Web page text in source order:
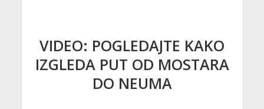
VIDEO: POGLEDAJTE KAKO
IZGLEDA PUT OD MOSTARA
DO NEUMA